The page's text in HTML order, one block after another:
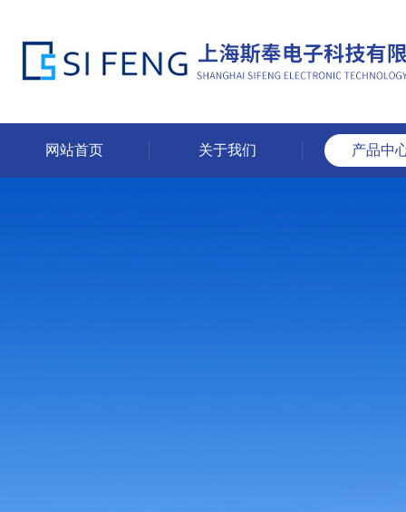
网站首页 关于我们 产品中